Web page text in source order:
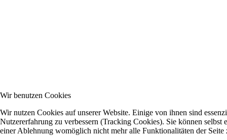
Wir benutzen Cookies
Wir nutzen Cookies auf unserer Website. Einige von ihnen sind
Nutzererfahrung zu verbessern (Tracking Cookies). Sie können selbst
einer Ablehnung womöglich nicht mehr alle Funktionalitäten der Seite